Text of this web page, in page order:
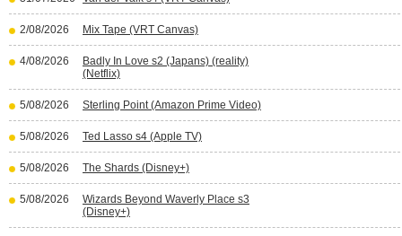
2/08/2026 Mix Tape (VRT Canvas)
4/08/2026
Badly In Love s2 (Japans) (reality)
(Netflix)
5/08/2026 Sterling Point (Amazon Prime Video)
5/08/2026 Ted Lasso s4 (Apple TV)
5/08/2026 The Shards (Disney+)
5/08/2026
Wizards Beyond Waverly Place s3
(Disney+)